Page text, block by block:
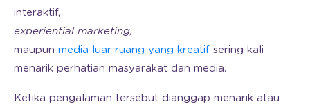
interaktif,
experiential marketing,
maupun media luar ruang yang kreatif sering kali
menarik perhatian masyarakat dan media.
Ketika pengalaman tersebut dianggap menarik atau